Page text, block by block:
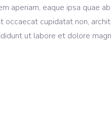
aperiam, eaque ipsa quae
occaecat cupidatat non,
ut labore et dolore